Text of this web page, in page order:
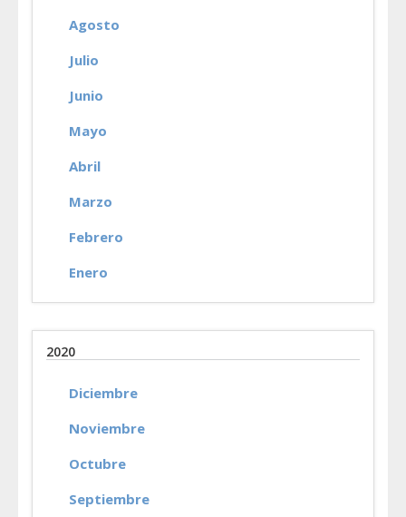
Agosto
Julio
Junio
Mayo
Abril
Marzo
Febrero
Enero
2020
Diciembre
Noviembre
Octubre
Septiembre